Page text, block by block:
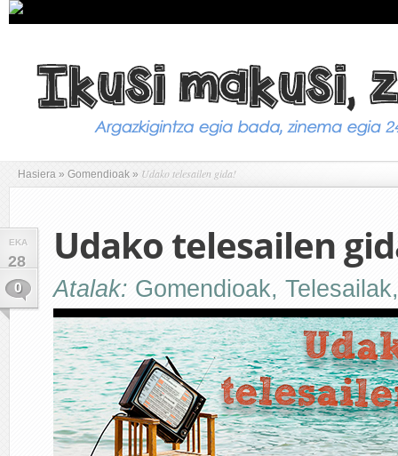
Hasiera » Gomendioak » Udako telesailen gida!
EKA
28
0
Udako telesailen
Atalak: Gomendioak, Telesailak